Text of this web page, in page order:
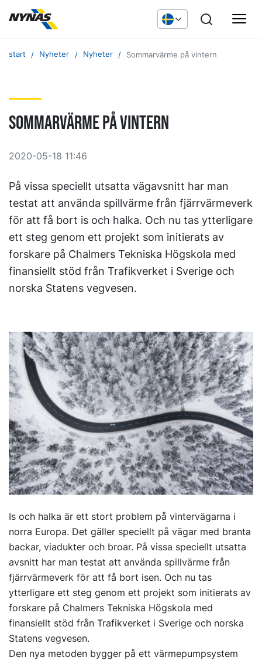
start Nyheter Nyheter Sommarvärme på vintern
Sommarvärme på vintern
2020-05-18 11:46
På vissa speciellt utsatta vägavsnitt har man
testat att använda spillvärme från fjärrvärmeverk
för att få bort is och halka. Och nu tas ytterligare
ett steg genom ett projekt som initierats av
forskare på Chalmers Tekniska Högskola med
finansiellt stöd från Trafikverket i Sverige och
norska Statens vegvesen.
Is och halka är ett stort problem på vintervägarna i
norra Europa. Det gäller speciellt på vägar med branta
backar, viadukter och broar. På vissa speciellt utsatta
avsnitt har man testat att använda spillvärme från
fjärrvärmeverk för att få bort isen. Och nu tas
ytterligare ett steg genom ett projekt som initierats av
forskare på Chalmers Tekniska Högskola med
finansiellt stöd från Trafikverket i Sverige och norska
Statens vegvesen.
Den nya metoden bygger på ett värmepumpsystem